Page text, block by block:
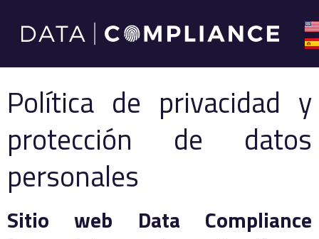
Política de privacidad y
protección de datos
personales
Sitio web Data Compliance